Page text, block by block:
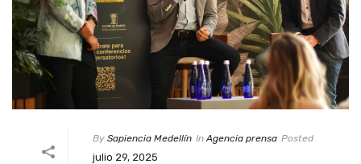
By Sapiencia Medellín In Agencia prensa Posted
julio 29, 2025